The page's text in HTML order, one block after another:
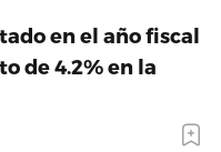
en el año fiscal
de 4.2% en la